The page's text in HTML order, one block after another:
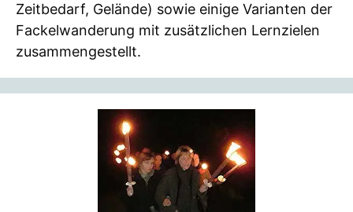
Zeitbedarf, Gelände) sowie einige Varianten der
Fackelwanderung mit zusätzlichen Lernzielen
zusammengestellt.